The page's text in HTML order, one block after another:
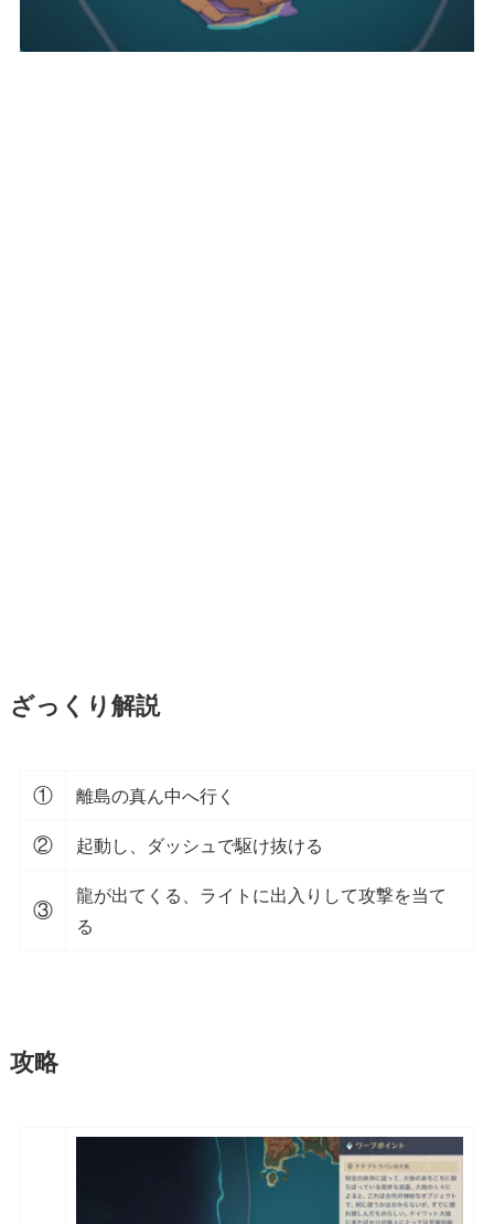
ざっくり解説
① 離島の真ん中へ行く
② 起動し、ダッシュで駆け抜ける
③
龍が出てくる、ライトに出入りして攻撃を当て
る
攻略